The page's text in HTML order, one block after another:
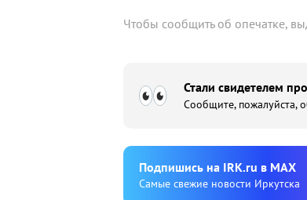
Чтобы сообщить об опечатке,
Стали свидетелем
Сообщите, пожалуйста,
Подпишиcь на IRK.ru в MAX
Cамые свежие новости Иркутска